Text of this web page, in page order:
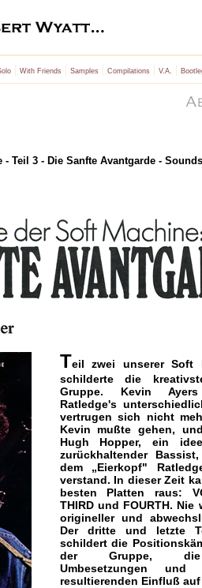
| With Friends | Samples | Compilations | V.A. |
Teil 3 - Die Sanfte Avantgarde -
Teil zwei unserer Soft
schilderte die
Gruppe. Kevin
Ratledge's
vertrugen sich nicht
Kevin mußte gehen,
Hugh Hopper, ein
zurückhaltender
dem „Eierkopf"
verstand. In dieser Zeit
besten Platten raus:
THIRD und FOURTH. Nie
origineller und
Der dritte und letzte
schildert die
der Gruppe, die
Umbesetzungen
resultierenden Einfluß